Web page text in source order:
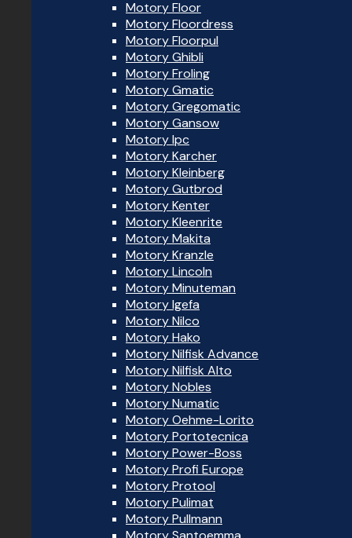
Motory Floor
Motory Floordress
Motory Floorpul
Motory Ghibli
Motory Froling
Motory Gmatic
Motory Gregomatic
Motory Gansow
Motory Ipc
Motory Karcher
Motory Kleinberg
Motory Gutbrod
Motory Kenter
Motory Kleenrite
Motory Makita
Motory Kranzle
Motory Lincoln
Motory Minuteman
Motory Igefa
Motory Nilco
Motory Hako
Motory Nilfisk Advance
Motory Nilfisk Alto
Motory Nobles
Motory Numatic
Motory Oehme-Lorito
Motory Portotecnica
Motory Power-Boss
Motory Profi Europe
Motory Protool
Motory Pulimat
Motory Pullmann